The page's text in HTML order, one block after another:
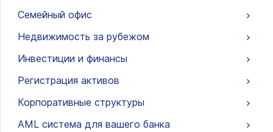
Семейный офис
Недвижимость за рубежом
Инвестиции и финансы
Регистрация активов
Корпоративные структуры
AML система для вашего банка